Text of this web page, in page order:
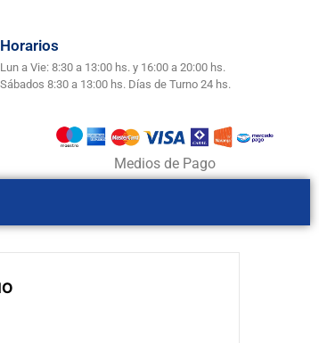
Horarios
Lun a Vie: 8:30 a 13:00 hs. y 16:00 a 20:00 hs.
Sábados 8:30 a 13:00 hs. Días de Turno 24 hs.
Medios de Pago